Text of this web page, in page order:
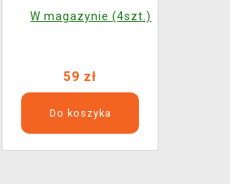
W magazynie (4szt.)
59 zł
Do koszyka